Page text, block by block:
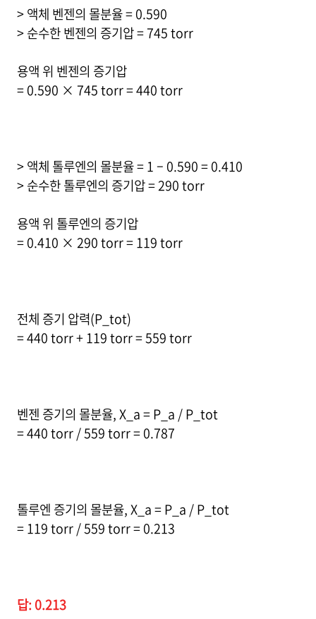
> 액체 벤젠의 몰분율 = 0.590
> 순수한 벤젠의 증기압 = 745 torr
용액 위 벤젠의 증기압
= 0.590 × 745 torr = 440 torr
> 액체 톨루엔의 몰분율 = 1 – 0.590 = 0.410
> 순수한 톨루엔의 증기압 = 290 torr
용액 위 톨루엔의 증기압
= 0.410 × 290 torr = 119 torr
전체 증기 압력(P_tot)
= 440 torr + 119 torr = 559 torr
벤젠 증기의 몰분율, X_a = P_a / P_tot
= 440 torr / 559 torr = 0.787
톨루엔 증기의 몰분율, X_a = P_a / P_tot
= 119 torr / 559 torr = 0.213
답: 0.213